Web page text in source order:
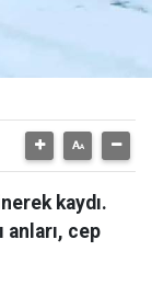
kaydı.
anları, cep